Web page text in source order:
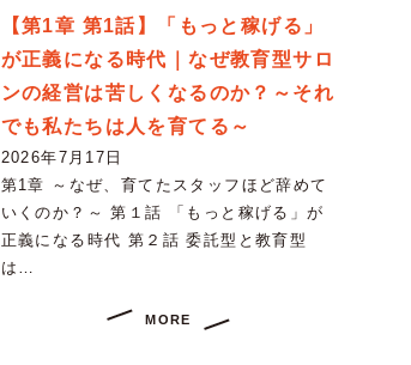
【第1章 第1話】「もっと稼げる」
が正義になる時代｜なぜ教育型サロ
ンの経営は苦しくなるのか？～それ
でも私たちは人を育てる～
2026年7月17日
第1章 ～なぜ、育てたスタッフほど辞めて
いくのか？～ 第１話 「もっと稼げる」が
正義になる時代 第２話 委託型と教育型
は…
MORE